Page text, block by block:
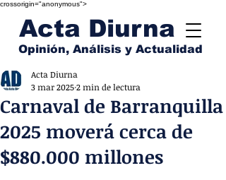
crossorigin="anonymous">
Acta Diurna
Opinión, Análisis y Actualidad
Carnaval de Barranquilla
2025 moverá cerca de
$880.000 millones
Acta Diurna
3 mar 20252 min de lectura